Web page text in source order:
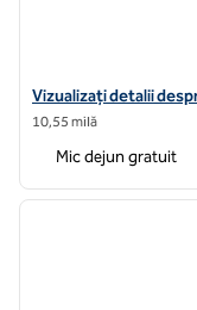
Vizualizați detaliile
Vizualizați detalii
10,55 milă
Mic dejun gratuit
1 din 12